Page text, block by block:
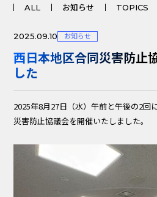
ALL お知らせ TOPICS
2025.09.10 お知らせ
西日本地区合同災害防止
した
2025年8月27日（水）午前と午後の2回
災害防止協議会を開催いたしました。